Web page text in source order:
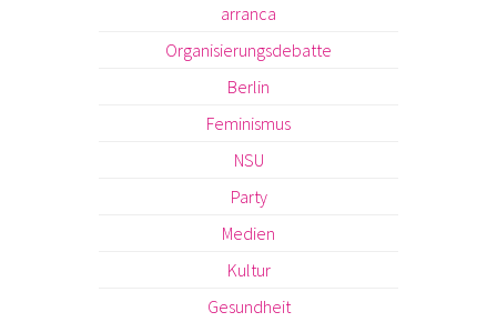
arranca
Organisierungsdebatte
Berlin
Feminismus
NSU
Party
Medien
Kultur
Gesundheit